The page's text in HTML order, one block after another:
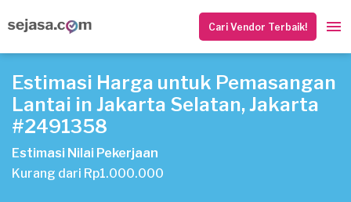
Cari Vendor Terbaik!
Estimasi Harga untuk Pemasangan
Lantai in Jakarta Selatan, Jakarta
#2491358
Estimasi Nilai Pekerjaan
Kurang dari Rp1.000.000